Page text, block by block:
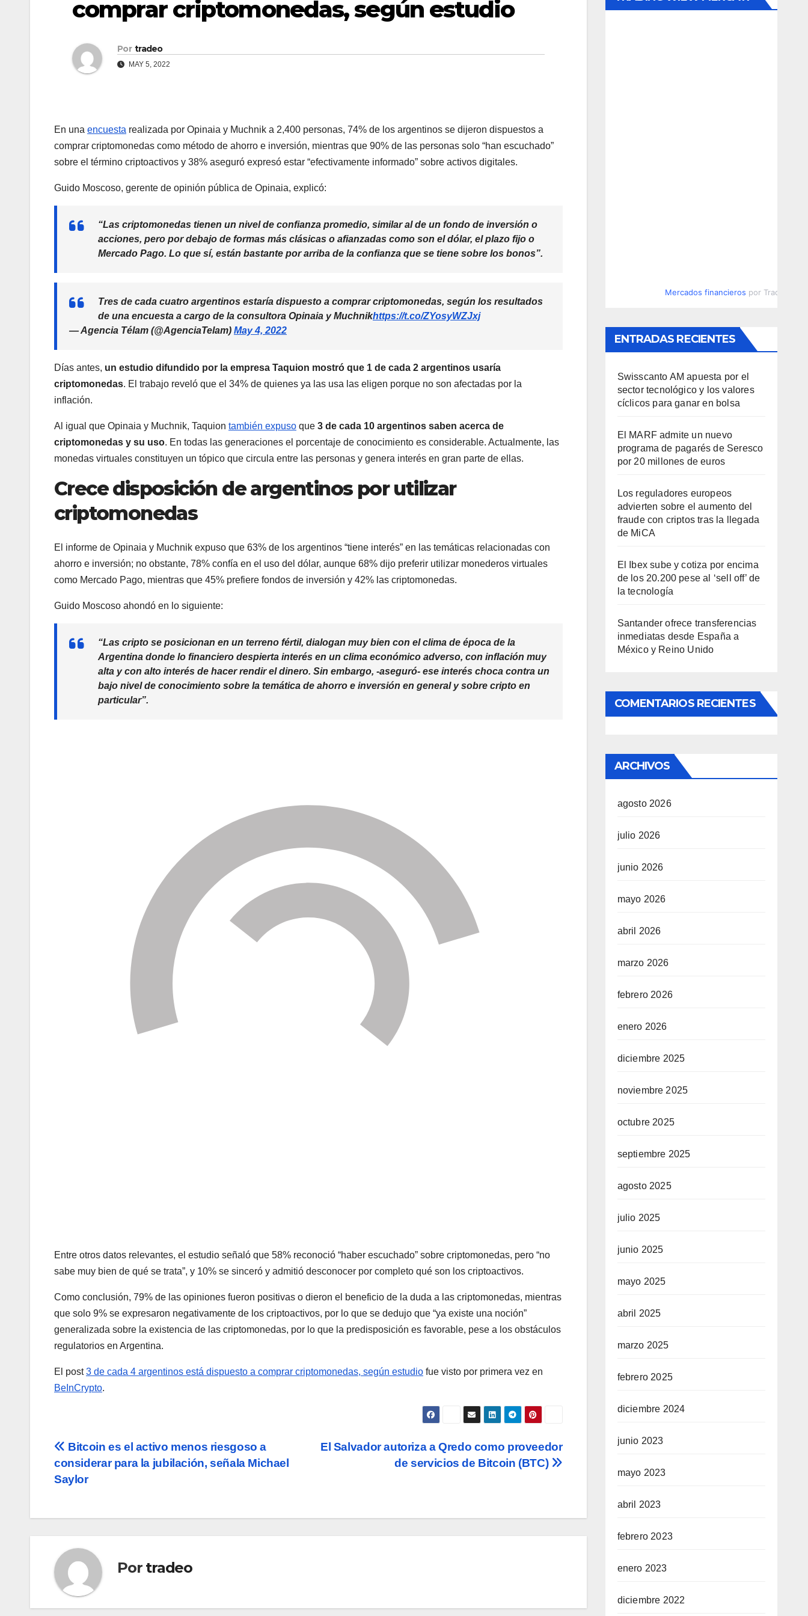
comprar criptomonedas, según estudio
Por tradeo
MAY 5, 2022
En una encuesta realizada por Opinaia y Muchnik a 2,400 personas, 74% de los argentinos se dijeron dispuestos a
comprar criptomonedas como método de ahorro e inversión, mientras que 90% de las personas solo “han escuchado”
sobre el término criptoactivos y 38% aseguró expresó estar “efectivamente informado” sobre activos digitales.
Guido Moscoso, gerente de opinión pública de Opinaia, explicó:
“Las criptomonedas tienen un nivel de confianza promedio, similar al de un fondo de inversión o
acciones, pero por debajo de formas más clásicas o afianzadas como son el dólar, el plazo fijo o
Mercado Pago. Lo que sí, están bastante por arriba de la confianza que se tiene sobre los bonos”.
Tres de cada cuatro argentinos estaría dispuesto a comprar criptomonedas, según los resultados
de una encuesta a cargo de la consultora Opinaia y Muchnikhttps://t.co/ZYosyWZJxj
— Agencia Télam (@AgenciaTelam) May 4, 2022
Días antes, un estudio difundido por la empresa Taquion mostró que 1 de cada 2 argentinos usaría
criptomonedas. El trabajo reveló que el 34% de quienes ya las usa las eligen porque no son afectadas por la
inflación.
Al igual que Opinaia y Muchnik, Taquion también expuso que 3 de cada 10 argentinos saben acerca de
criptomonedas y su uso. En todas las generaciones el porcentaje de conocimiento es considerable. Actualmente, las
monedas virtuales constituyen un tópico que circula entre las personas y genera interés en gran parte de ellas.
Crece disposición de argentinos por utilizar
criptomonedas
El informe de Opinaia y Muchnik expuso que 63% de los argentinos “tiene interés” en las temáticas relacionadas con
ahorro e inversión; no obstante, 78% confía en el uso del dólar, aunque 68% dijo preferir utilizar monederos virtuales
como Mercado Pago, mientras que 45% prefiere fondos de inversión y 42% las criptomonedas.
Guido Moscoso ahondó en lo siguiente:
“Las cripto se posicionan en un terreno fértil, dialogan muy bien con el clima de época de la
Argentina donde lo financiero despierta interés en un clima económico adverso, con inflación muy
alta y con alto interés de hacer rendir el dinero. Sin embargo, -aseguró- ese interés choca contra un
bajo nivel de conocimiento sobre la temática de ahorro e inversión en general y sobre cripto en
particular”.
Entre otros datos relevantes, el estudio señaló que 58% reconoció “haber escuchado” sobre criptomonedas, pero “no
sabe muy bien de qué se trata”, y 10% se sinceró y admitió desconocer por completo qué son los criptoactivos.
Como conclusión, 79% de las opiniones fueron positivas o dieron el beneficio de la duda a las criptomonedas, mientras
que solo 9% se expresaron negativamente de los criptoactivos, por lo que se dedujo que “ya existe una noción”
generalizada sobre la existencia de las criptomonedas, por lo que la predisposición es favorable, pese a los obstáculos
regulatorios en Argentina.
El post3 de cada 4 argentinos está dispuesto a comprar criptomonedas, según estudio fue visto por primera vez en
BeInCrypto.
Navegación
de
El Salvador autoriza a Qredo como proveedor
de servicios de Bitcoin (BTC)
Bitcoin es el activo menos riesgoso a
considerar para la jubilación, señala Michael
Saylor
Por tradeo
Mercados financieros por
ENTRADAS RECIENTES
Swisscanto AM apuesta por el
sector tecnológico y los valores
cíclicos para ganar en bolsa
El MARF admite un nuevo
programa de pagarés de Seresco
por 20 millones de euros
Los reguladores europeos
advierten sobre el aumento del
fraude con criptos tras la llegada
de MiCA
El Ibex sube y cotiza por encima
de los 20.200 pese al ‘sell off’ de
la tecnología
Santander ofrece transferencias
inmediatas desde España a
México y Reino Unido
COMENTARIOS RECIENTES
ARCHIVOS
agosto 2026
julio 2026
junio 2026
mayo 2026
abril 2026
marzo 2026
febrero 2026
enero 2026
diciembre 2025
noviembre 2025
octubre 2025
septiembre 2025
agosto 2025
julio 2025
junio 2025
mayo 2025
abril 2025
marzo 2025
febrero 2025
diciembre 2024
junio 2023
mayo 2023
abril 2023
febrero 2023
enero 2023
diciembre 2022